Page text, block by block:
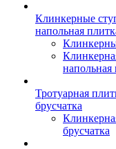
Клинкерные
напольная
напольная
Тротуарная
брусчатка
брусчатка